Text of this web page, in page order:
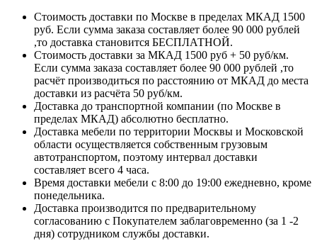
Стоимость доставки по Москве в пределах МКАД 1500
руб. Если сумма заказа составляет более 90 000 рублей
,то доставка становится БЕСПЛАТНОЙ.
Стоимость доставки за МКАД 1500 руб + 50 руб/км.
Если сумма заказа составляет более 90 000 рублей ,то
расчёт производиться по расстоянию от МКАД до места
доставки из расчёта 50 руб/км.
Доставка до транспортной компании (по Москве в
пределах МКАД) абсолютно бесплатно.
Доставка мебели по территории Москвы и Московской
области осуществляется собственным грузовым
автотранспортом, поэтому интервал доставки
составляет всего 4 часа.
Время доставки мебели с 8:00 до 19:00 ежедневно, кроме
понедельника.
Доставка производится по предварительному
согласованию с Покупателем заблаговременно (за 1 -2
дня) сотрудником службы доставки.